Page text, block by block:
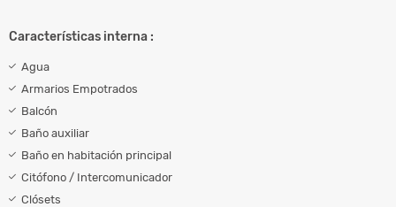
Características interna :
Agua
Armarios Empotrados
Balcón
Baño auxiliar
Baño en habitación principal
Citófono / Intercomunicador
Clósets